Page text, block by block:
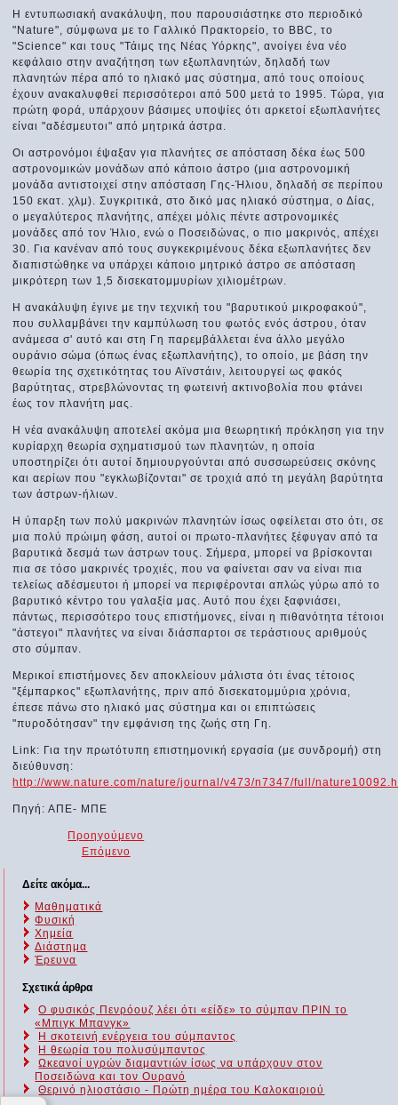
Η εντυπωσιακή ανακάλυψη, που παρουσιάστηκε στο περιοδικό
"Nature", σύμφωνα με το Γαλλικό Πρακτορείο, το BBC, το
"Science" και τους "Τάιμς της Νέας Υόρκης", ανοίγει ένα νέο
κεφάλαιο στην αναζήτηση των εξωπλανητών, δηλαδή των
πλανητών πέρα από το ηλιακό μας σύστημα, από τους οποίους
έχουν ανακαλυφθεί περισσότεροι από 500 μετά το 1995. Τώρα, για
πρώτη φορά, υπάρχουν βάσιμες υποψίες ότι αρκετοί εξωπλανήτες
είναι "αδέσμευτοι" από μητρικά άστρα.
Οι αστρονόμοι έψαξαν για πλανήτες σε απόσταση δέκα έως 500
αστρονομικών μονάδων από κάποιο άστρο (μια αστρονομική
μονάδα αντιστοιχεί στην απόσταση Γης-Ήλιου, δηλαδή σε περίπου
150 εκατ. χλμ). Συγκριτικά, στο δικό μας ηλιακό σύστημα, ο Δίας,
ο μεγαλύτερος πλανήτης, απέχει μόλις πέντε αστρονομικές
μονάδες από τον Ήλιο, ενώ ο Ποσειδώνας, ο πιο μακρινός, απέχει
30. Για κανέναν από τους συγκεκριμένους δέκα εξωπλανήτες δεν
διαπιστώθηκε να υπάρχει κάποιο μητρικό άστρο σε απόσταση
μικρότερη των 1,5 δισεκατομμυρίων χιλιομέτρων.
Η ανακάλυψη έγινε με την τεχνική του "βαρυτικού μικροφακού",
που συλλαμβάνει την καμπύλωση του φωτός ενός άστρου, όταν
ανάμεσα σ' αυτό και στη Γη παρεμβάλλεται ένα άλλο μεγάλο
ουράνιο σώμα (όπως ένας εξωπλανήτης), το οποίο, με βάση την
θεωρία της σχετικότητας του Αϊνστάιν, λειτουργεί ως φακός
βαρύτητας, στρεβλώνοντας τη φωτεινή ακτινοβολία που φτάνει
έως τον πλανήτη μας.
Η νέα ανακάλυψη αποτελεί ακόμα μια θεωρητική πρόκληση για την
κυρίαρχη θεωρία σχηματισμού των πλανητών, η οποία
υποστηρίζει ότι αυτοί δημιουργούνται από συσσωρεύσεις σκόνης
και αερίων που "εγκλωβίζονται" σε τροχιά από τη μεγάλη βαρύτητα
των άστρων-ήλιων.
Η ύπαρξη των πολύ μακρινών πλανητών ίσως οφείλεται στο ότι, σε
μια πολύ πρώιμη φάση, αυτοί οι πρωτο-πλανήτες ξέφυγαν από τα
βαρυτικά δεσμά των άστρων τους. Σήμερα, μπορεί να βρίσκονται
πια σε τόσο μακρινές τροχιές, που να φαίνεται σαν να είναι πια
τελείως αδέσμευτοι ή μπορεί να περιφέρονται απλώς γύρω από το
βαρυτικό κέντρο του γαλαξία μας. Αυτό που έχει ξαφνιάσει,
πάντως, περισσότερο τους επιστήμονες, είναι η πιθανότητα τέτοιοι
"άστεγοι" πλανήτες να είναι διάσπαρτοι σε τεράστιους αριθμούς
στο σύμπαν.
Μερικοί επιστήμονες δεν αποκλείουν μάλιστα ότι ένας τέτοιος
"ξέμπαρκος" εξωπλανήτης, πριν από δισεκατομμύρια χρόνια,
έπεσε πάνω στο ηλιακό μας σύστημα και οι επιπτώσεις
"πυροδότησαν" την εμφάνιση της ζωής στη Γη.
Link: Για την πρωτότυπη επιστημονική εργασία (με συνδρομή) στη
διεύθυνση:
http://www.nature.com/nature/journal/v473/n7347/full/
Πηγή: ΑΠΕ- ΜΠΕ
Προηγούμενο
Επόμενο
Δείτε ακόμα...
Μαθηματικά
Φυσική
Χημεία
Διάστημα
Έρευνα
Σχετικά άρθρα
O φυσικός Πενρόουζ λέει ότι «είδε» το σύμπαν ΠΡΙΝ το
«Μπιγκ Μπανγκ»
H σκοτεινή ενέργεια του σύμπαντος
Η θεωρία του πολυσύμπαντος
Ωκεανοί υγρών διαμαντιών ίσως να υπάρχουν στον
Ποσειδώνα και τον Ουρανό
Θερινό ηλιοστάσιο - Πρώτη ημέρα του Καλοκαιριού